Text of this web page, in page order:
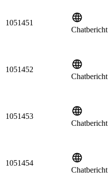
1051451
Chatbericht
1051452
Chatbericht
1051453
Chatbericht
1051454
Chatbericht